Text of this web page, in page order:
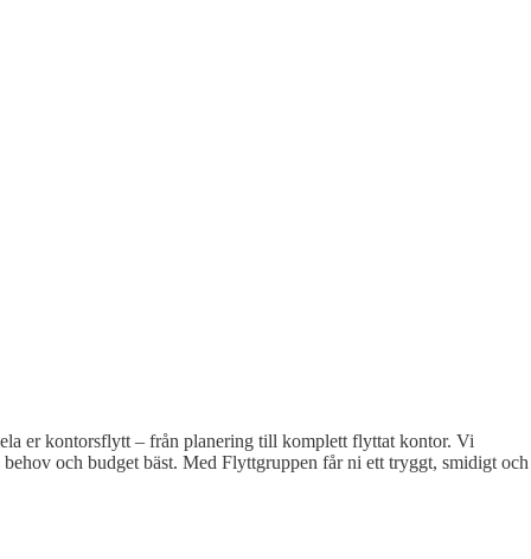
er kontorsflytt – från planering till komplett flyttat kontor. Vi
och budget bäst. Med Flyttgruppen får ni ett tryggt, smidigt och